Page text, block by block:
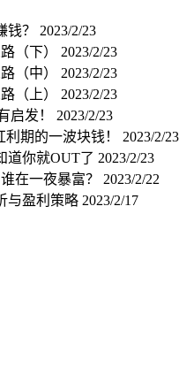
钱？ 2023/2/23
（下） 2023/2/23
（中） 2023/2/23
（上） 2023/2/23
启发！ 2023/2/23
利期的一波块钱！ 2023/2/23
道你就OUT了 2023/2/23
在一夜暴富？ 2023/2/22
与盈利策略 2023/2/17